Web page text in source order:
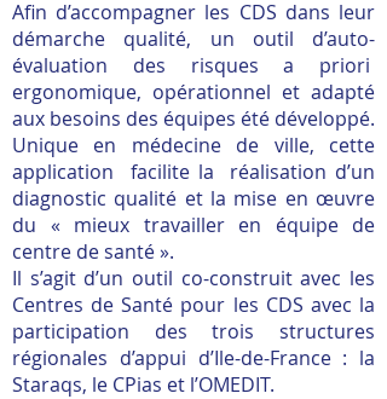
Afin d’accompagner les CDS dans leur
démarche qualité, un outil d’auto-
évaluation des risques a priori
ergonomique, opérationnel et adapté
aux besoins des équipes été développé.
Unique en médecine de ville, cette
application facilite la réalisation d’un
diagnostic qualité et la mise en œuvre
du « mieux travailler en équipe de
centre de santé ».
Il s’agit d’un outil co-construit avec les
Centres de Santé pour les CDS avec la
participation des trois structures
régionales d’appui d’Ile-de-France : la
Staraqs, le CPias et l’OMEDIT.